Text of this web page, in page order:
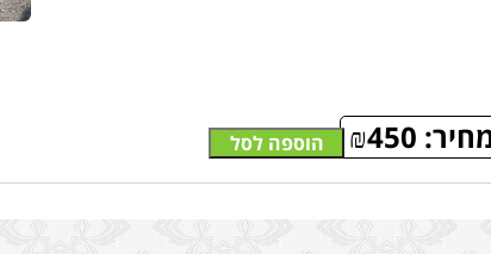
₪450 הוספה לסל